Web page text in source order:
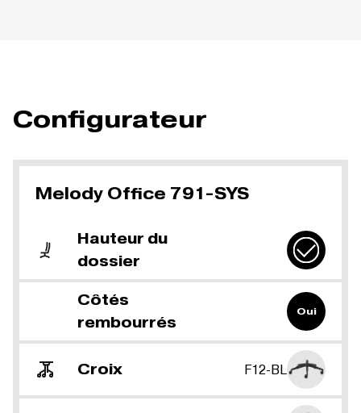
Configurateur
Melody Office 791-SYS
Hauteur du
dossier
Côtés
rembourrés
Oui
Croix F12-BL